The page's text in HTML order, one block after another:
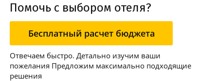
Помочь с выбором отеля?
Бесплатный расчет бюджета
Отвечаем быстро. Детально изучим ваши
пожелания Предложим максимально подходящие
решения